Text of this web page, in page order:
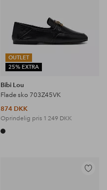
OUTLET
25% EXTRA
Bibi Lou
Flade sko 703Z45VK
874 DKK
Oprindelig pris 1 249 DKK
Tilføj